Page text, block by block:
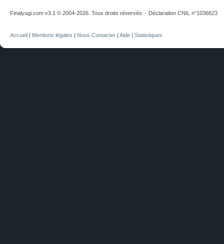
Finalyugi.com v3.1 © 2004-2026. Tous droits réservés. - Déclaration CNIL n°1036623
Accueil | Mentions légales | Nous Contacter | Aide | Statistiques